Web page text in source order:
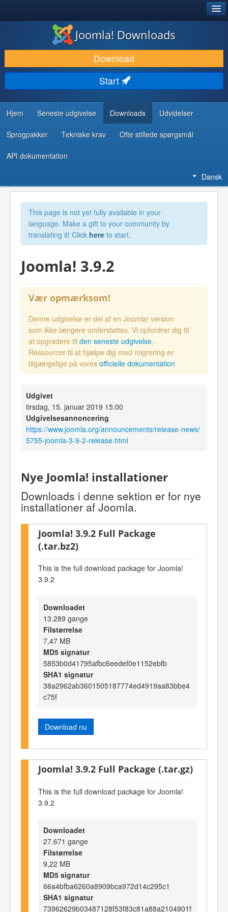
DOWNLOAD & UDVID
OPDAG & LÆR
FÆLLESSKABET & SUPPORT
UDVIKLERRESSOURCER
Joomla! Downloads
Download
Start
Hjem Seneste udgivelse Downloads Udvidelser
Sprogpakker Tekniske krav Ofte stillede spørgsmål
API dokumentation
Dansk
This page is not yet fully available in your
language. Make a gift to your community by
translating it! Click here to start.
Joomla! 3.9.2
Vær opmærksom!
Denne udgivelse er del af en Joomla! version
som ikke længere understøttes. Vi opfordrer dig til
at opgradere til den seneste udgivelse.
Ressourcer til at hjælpe dig med migrering er
tilgængelige på vores officielle dokumentation
Udgivet
tirsdag, 15. januar 2019 15:00
Udgivelsesannoncering
https://www.joomla.org/announcements/release-news/
5755-joomla-3-9-2-release.html
Nye Joomla! installationer
Downloads i denne sektion er for nye
installationer af Joomla.
Joomla! 3.9.2 Full Package
(.tar.bz2)
This is the full download package for Joomla!
3.9.2
Downloadet
13.289 gange
Filstørrelse
7,47 MB
MD5 signatur
5853b0d41795afbc6eedef0e1152ebfb
SHA1 signatur
38a2962ab3601505187774ed4919aa83bbe4
c75f
Download nu
Joomla! 3.9.2 Full Package (.tar.gz)
This is the full download package for Joomla!
3.9.2
Downloadet
27.671 gange
Filstørrelse
9,22 MB
MD5 signatur
66a4bfba6260a8909bca972d14c295c1
SHA1 signatur
73962629b03487128f53f83c81a88a2104901f